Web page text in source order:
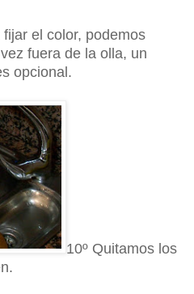
el color, podemos
fuera de la olla, un
opcional.
10º Quitamos los